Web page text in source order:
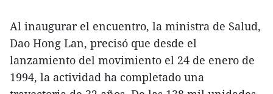
Al inaugurar el encuentro, la ministra de Salud,
Dao Hong Lan, precisó que desde el
lanzamiento del movimiento el 24 de enero de
1994, la actividad ha completado una